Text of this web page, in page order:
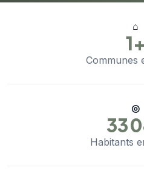
⌂
1+
Communes
◎
33
Habitants